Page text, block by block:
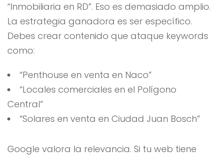
“Inmobiliaria en RD”. Eso es demasiado amplio.
La estrategia ganadora es ser específico.
Debes crear contenido que ataque keywords
como:
“Penthouse en venta en Naco”
“Locales comerciales en el Polígono
Central”
“Solares en venta en Ciudad Juan Bosch”
Google valora la relevancia. Si tu web tiene